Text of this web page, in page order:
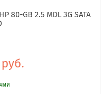
80-GB 2.5 MDL 3G SATA